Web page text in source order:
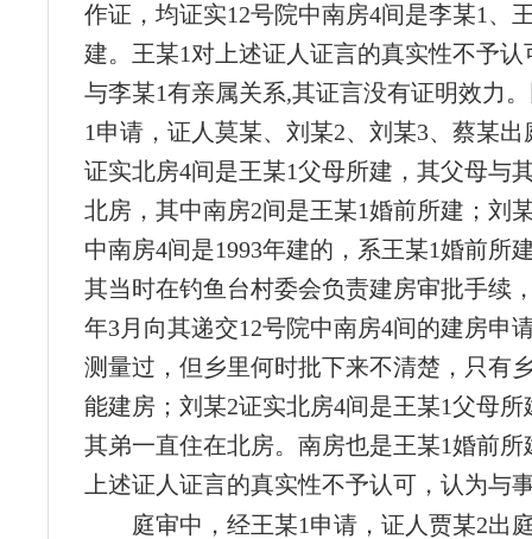
作证，均证实12号院中南房4间是李某1、
建。王某1对上述证人证言的真实性不予认
与李某1有亲属关系,其证言没有证明效力
1申请，证人莫某、刘某2、刘某3、蔡某
证实北房4间是王某1父母所建，其父母与
北房，其中南房2间是王某1婚前所建；刘
中南房4间是1993年建的，系王某1婚前所
其当时在钓鱼台村委会负责建房审批手续
年3月向其递交12号院中南房4间的建房申
测量过，但乡里何时批下来不清楚，只有
能建房；刘某2证实北房4间是王某1父母
其弟一直住在北房。南房也是王某1婚前所
上述证人证言的真实性不予认可，认为与
庭审中，经王某1申请，证人贾某2出